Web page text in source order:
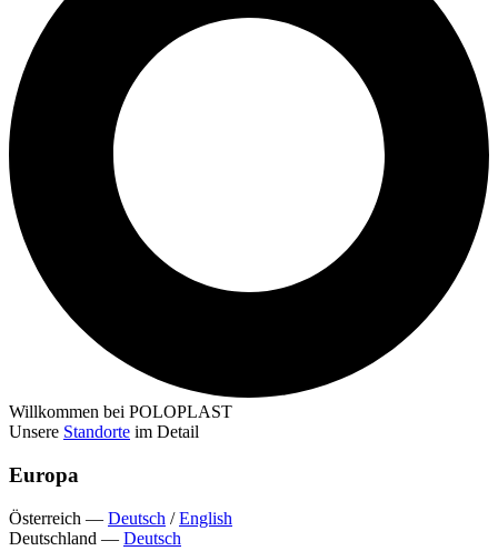
Willkommen bei POLOPLAST
Unsere Standorte im Detail
Europa
Österreich — Deutsch /English
Deutschland — Deutsch